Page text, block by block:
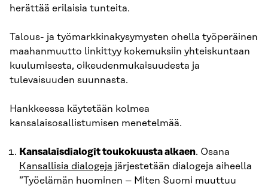
herättää erilaisia tunteita.
Talous- ja työmarkkinakysymysten ohella työperäinen
maahanmuutto linkittyy kokemuksiin yhteiskuntaan
kuulumisesta, oikeudenmukaisuudesta ja
tulevaisuuden suunnasta.
Hankkeessa käytetään kolmea
kansalaisosallistumisen menetelmää.
Kansalaisdialogit toukokuusta alkaen. Osana
Kansallisia dialogeja järjestetään dialogeja aiheella
”Työelämän huominen – Miten Suomi muuttuu